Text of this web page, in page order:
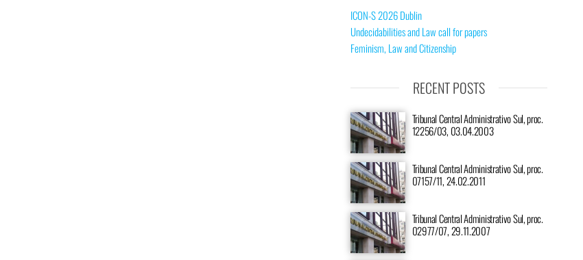
ICON-S 2026 Dublin
Undecidabilities and Law call for papers
Feminism, Law and Citizenship
RECENT POSTS
Tribunal Central Administrativo Sul, proc.
12256/03, 03.04.2003
Tribunal Central Administrativo Sul, proc.
07157/11, 24.02.2011
Tribunal Central Administrativo Sul, proc.
02977/07, 29.11.2007